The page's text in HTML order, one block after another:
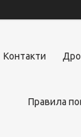
Контакти
Правила